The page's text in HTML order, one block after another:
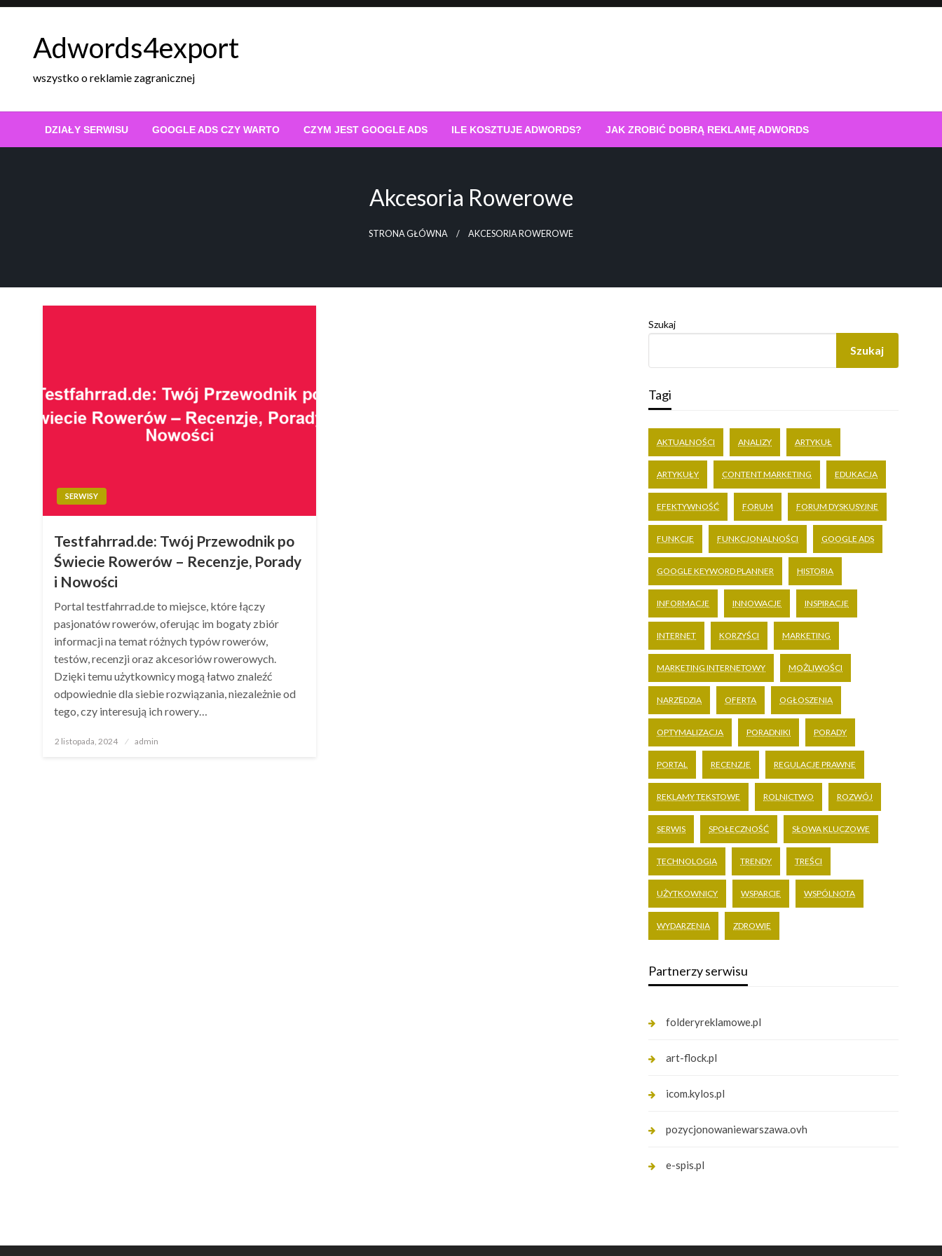
Skip
Adwords4export
wszystko o reklamie zagranicznej
DZIAŁY SERWISU GOOGLE ADS CZY WARTO CZYM JEST GOOGLE ADS ILE KOSZTUJE ADWORDS? JAK ZROBIĆ DOBRĄ REKLAMĘ ADWORDS
Akcesoria Rowerowe
STRONA GŁÓWNA AKCESORIA ROWEROWE
SERWISY
Testfahrrad.de: Twój Przewodnik po
Świecie Rowerów – Recenzje, Porady
i Nowości
Portal testfahrrad.de to miejsce, które łączy
pasjonatów rowerów, oferując im bogaty zbiór
informacji na temat różnych typów rowerów,
testów, recenzji oraz akcesoriów rowerowych.
Dzięki temu użytkownicy mogą łatwo znaleźć
odpowiednie dla siebie rozwiązania, niezależnie od
tego, czy interesują ich rowery…
Opublikowane
2 listopada, 2024 admin
Szukaj
Szukaj
Tagi
AKTUALNOŚCI ANALIZY ARTYKUŁ
ARTYKUŁY CONTENT MARKETING EDUKACJA
EFEKTYWNOŚĆ FORUM FORUM DYSKUSYJNE
FUNKCJE FUNKCJONALNOŚCI GOOGLE ADS
GOOGLE KEYWORD PLANNER HISTORIA
INFORMACJE INNOWACJE INSPIRACJE
INTERNET KORZYŚCI MARKETING
MARKETING INTERNETOWY MOŻLIWOŚCI
NARZĘDZIA OFERTA OGŁOSZENIA
OPTYMALIZACJA PORADNIKI PORADY
PORTAL RECENZJE REGULACJE PRAWNE
REKLAMY TEKSTOWE ROLNICTWO ROZWÓJ
SERWIS SPOŁECZNOŚĆ SŁOWA KLUCZOWE
TECHNOLOGIA TRENDY TREŚCI
UŻYTKOWNICY WSPARCIE WSPÓLNOTA
WYDARZENIA ZDROWIE
Partnerzy serwisu
folderyreklamowe.pl
art-flock.pl
icom.kylos.pl
pozycjonowaniewarszawa.ovh
e-spis.pl